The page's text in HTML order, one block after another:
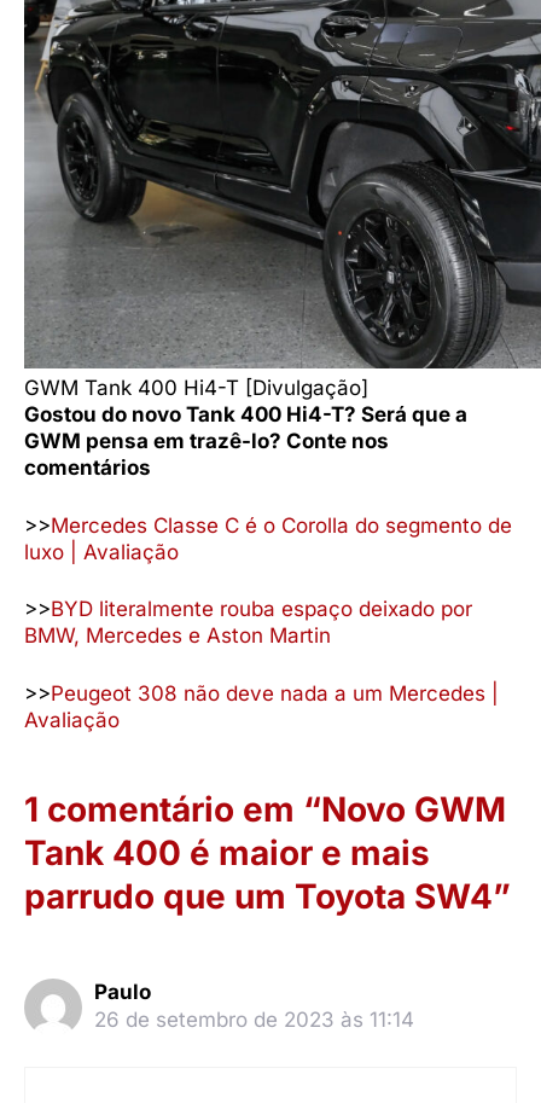
GWM Tank 400 Hi4-T [Divulgação]
Gostou do novo Tank 400 Hi4-T? Será que a
GWM pensa em trazê-lo? Conte nos
comentários
>>Mercedes Classe C é o Corolla do segmento de
luxo | Avaliação
>>BYD literalmente rouba espaço deixado por
BMW, Mercedes e Aston Martin
>>Peugeot 308 não deve nada a um Mercedes |
Avaliação
1 comentário em “Novo GWM
Tank 400 é maior e mais
parrudo que um Toyota SW4”
Paulo
26 de setembro de 2023 às 11:14